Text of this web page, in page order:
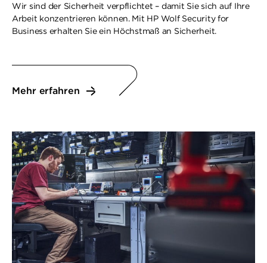
Wir sind der Sicherheit verpflichtet – damit Sie sich auf Ihre
Arbeit konzentrieren können. Mit HP Wolf Security for
Business erhalten Sie ein Höchstmaß an Sicherheit.
Mehr erfahren